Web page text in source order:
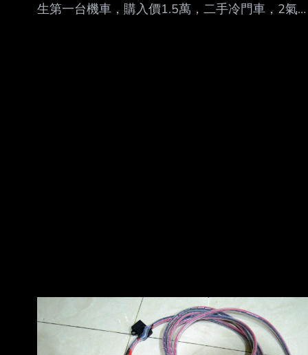
生第一台機車，購入價1.5萬，二手冷門車，2氣